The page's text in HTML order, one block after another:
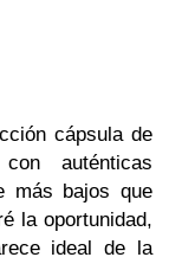
cápsula de
auténticas
más bajos que
la oportunidad,
ideal de la